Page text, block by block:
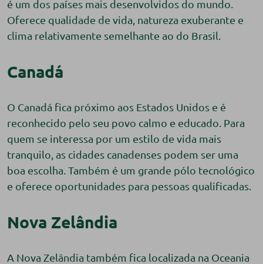
é um dos países mais desenvolvidos do mundo.
Oferece qualidade de vida, natureza exuberante e
clima relativamente semelhante ao do Brasil.
Canadá
O Canadá fica próximo aos Estados Unidos e é
reconhecido pelo seu povo calmo e educado. Para
quem se interessa por um estilo de vida mais
tranquilo, as cidades canadenses podem ser uma
boa escolha. Também é um grande pólo tecnológico
e oferece oportunidades para pessoas qualificadas.
Nova Zelândia
A Nova Zelândia também fica localizada na Oceania